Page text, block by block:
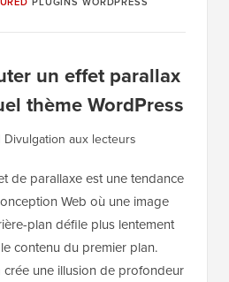
un effet parallax
thème WordPress
Divulgation aux lecteurs
de parallaxe est une tendance
Web où une image
plan défile plus lentement
contenu du premier plan.
crée une illusion de profondeur